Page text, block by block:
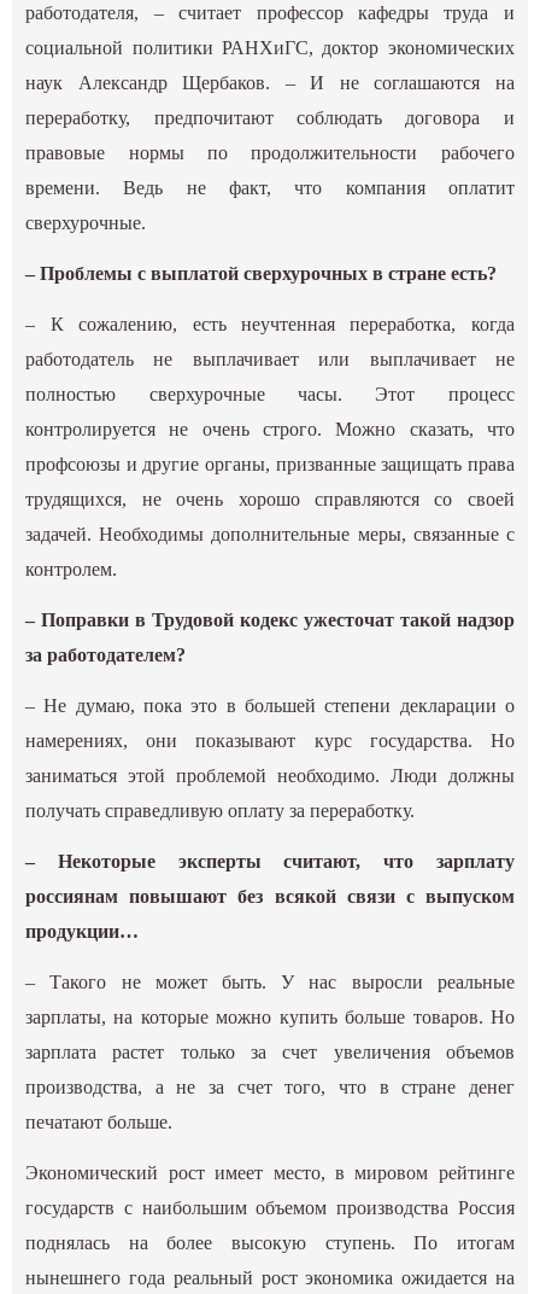
работодателя, – считает профессор кафедры труда и
социальной политики РАНХиГС, доктор экономических
наук Александр Щербаков. – И не соглашаются на
переработку, предпочитают соблюдать договора и
правовые нормы по продолжительности рабочего
времени. Ведь не факт, что компания оплатит
сверхурочные.
– Проблемы с выплатой сверхурочных в стране есть?
– К сожалению, есть неучтенная переработка, когда
работодатель не выплачивает или выплачивает не
полностью сверхурочные часы. Этот процесс
контролируется не очень строго. Можно сказать, что
профсоюзы и другие органы, призванные защищать права
трудящихся, не очень хорошо справляются со своей
задачей. Необходимы дополнительные меры, связанные с
контролем.
– Поправки в Трудовой кодекс ужесточат такой надзор
за работодателем?
– Не думаю, пока это в большей степени декларации о
намерениях, они показывают курс государства. Но
заниматься этой проблемой необходимо. Люди должны
получать справедливую оплату за переработку.
– Некоторые эксперты считают, что зарплату
россиянам повышают без всякой связи с выпуском
продукции…
– Такого не может быть. У нас выросли реальные
зарплаты, на которые можно купить больше товаров. Но
зарплата растет только за счет увеличения объемов
производства, а не за счет того, что в стране денег
печатают больше.
Экономический рост имеет место, в мировом рейтинге
государств с наибольшим объемом производства Россия
поднялась на более высокую ступень. По итогам
нынешнего года реальный рост экономика ожидается на